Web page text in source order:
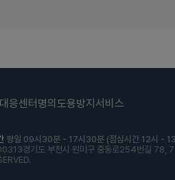
응센터 명의도용방지서비스
평일 09시30분 - 17시30분 (점심시간 12시 -
경기도 부천시 원미구 중동로254번길 78,